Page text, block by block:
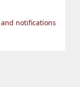
notifications